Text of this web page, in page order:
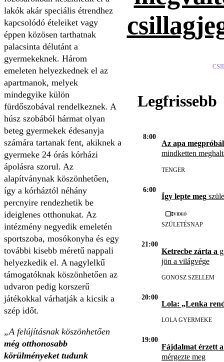
lakók akár speciális étrendhez
kapcsolódó ételeiket vagy
éppen közösen tarthatnak
palacsinta délutánt a
gyermekeknek. Három
emeleten helyezkednek el az
apartmanok, melyek
mindegyike külön
fürdőszobával rendelkeznek. A
húsz szobából hármat olyan
beteg gyermekek édesanyja
számára tartanak fent, akiknek a
gyermeke 24 órás kórházi
ápolásra szorul. Az
alapítványnak köszönhetően,
így a kórháztól néhány
percnyire rendezhetik be
ideiglenes otthonukat. Az
intézmény negyedik emeletén
sportszoba, mosókonyha és egy
további kisebb méretű nappali
helyezkedik el. A nagylelkű
támogatóknak köszönhetően az
udvaron pedig korszerű
játékokkal várhatják a kicsik a
szép időt.
„A felújításnak köszönhetően
még otthonosabb
körülményeket tudunk
Legfrissebb
8:00
Az apa
mindketten
TENGER
6:00
Így lepte meg
Videó
SZÜLETÉSNAP
21:00
Ketrecbe zárta a
jön a világvége
GONOSZ SZELLEM
20:00
Lola: „Lenka
LOLA GYERMEKE
19:00
Fájdalmat érzett a
mérgezte meg